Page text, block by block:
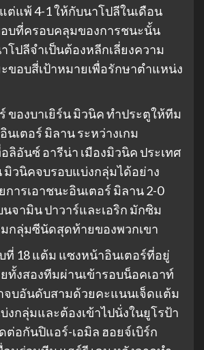
ต่แพ้ 4-1 ให้กับนาโปลีในเดือน
บที่ครอบคลุมของการชนะนั้น
โปลีจำเป็นต้องหลีกเลี่ยงความ
ขอบสี่เป้าหมายเพื่อรักษาตำแหน่ง
ของบาเยิร์น มิวนิค ทำประตูให้ทีม
นเตอร์ มิลาน ระหว่างเกม
ลิอันซ์ อารีน่า เมืองมิวนิค ประเทศ
มิวนิคจบรอบแบ่งกลุ่มได้อย่าง
ารเอาชนะอินเตอร์ มิลาน 2-0
นจามิน ปาวาร์และเอริก มักซิม
กลุ่มซีนัดสุดท้ายของพวกเขา
ที่ 18 แต้ม แซงหน้าอินเตอร์ที่อยู่
ทั้งสองทีมผ่านเข้ารอบน็อคเอาท์
จบอันดับสามด้วยคะแนนเจ็ดแต้ม
งกลุ่มและต้องเข้าไปนั่งในยูโรป้า
ต่อกันปิแอร์-เอมิล ฮอยจ์เบิร์ก